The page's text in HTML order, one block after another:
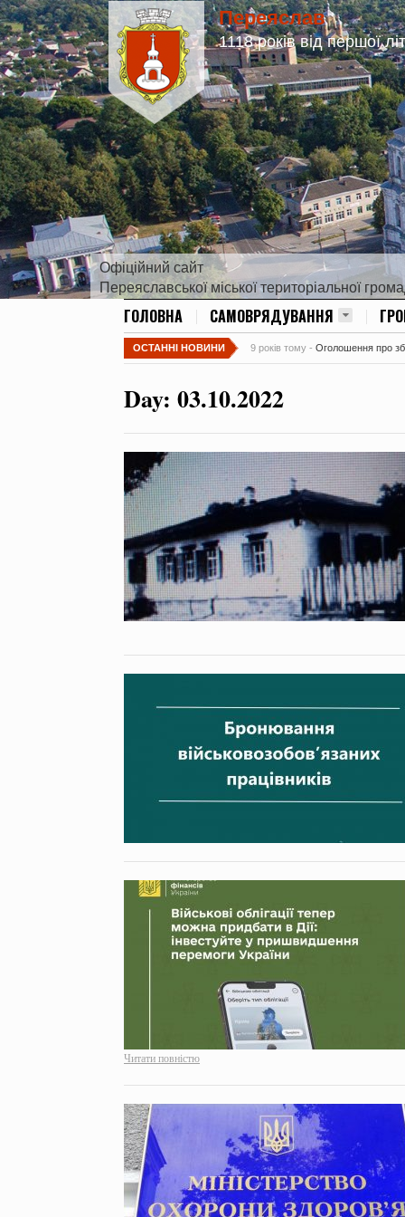
Переяслав
1118 років від першої
Офіційний сайт
Переяславської міської територіальної
ГОЛОВНА САМОВРЯДУВАННЯ
ОСТАННІ НОВИНИ 9 років тому - Оголошення про
Day: 03.10.2022
Читати повністю